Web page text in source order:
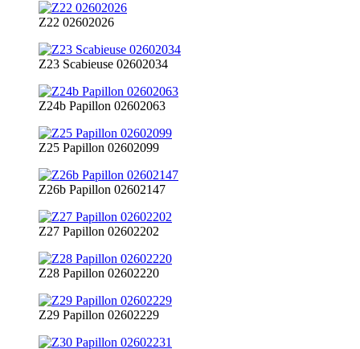
Z22 02602026
Z23 Scabieuse 02602034
Z24b Papillon 02602063
Z25 Papillon 02602099
Z26b Papillon 02602147
Z27 Papillon 02602202
Z28 Papillon 02602220
Z29 Papillon 02602229